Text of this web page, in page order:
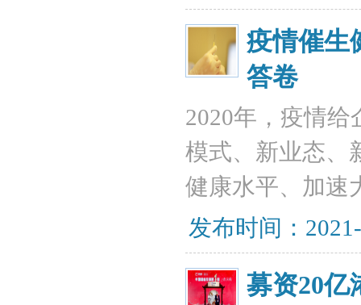
疫情催生
答卷
2020年，疫情
模式、新业态、
健康水平、加速
发布时间：
募资20亿